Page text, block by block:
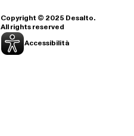
Copyright © 2025 Desalto.
All rights reserved
Accessibilità